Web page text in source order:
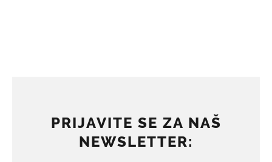
PRIJAVITE SE ZA NAŠ
NEWSLETTER: